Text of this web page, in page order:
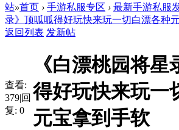
站»首页 › 手游私服专区 › 最新手游私服
录》顶呱呱得好玩快来玩一切白漂各种
返回列表 发新帖
查看:
379|回
复: 0
《白漂桃园将
得好玩快来玩一
元宝拿到手软